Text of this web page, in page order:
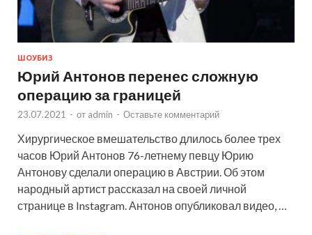
ШОУБИЗ
Юрий Антонов перенес сложную
операцию за границей
23.07.2021 - от admin - Оставьте комментарий
Хирургическое вмешательство длилось более трех
часов Юрий Антонов 76-летнему певцу Юрию
Антонову сделали операцию в Австрии. Об этом
народный артист рассказал на своей личной
странице в Instagram. Антонов опубликовал видео, …